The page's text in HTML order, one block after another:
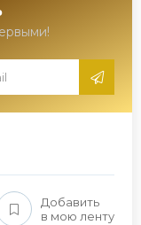
Добавить
в мою ленту